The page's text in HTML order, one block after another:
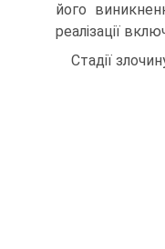
його
реалізації
Стадії